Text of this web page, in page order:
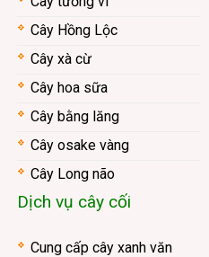
Cây Hồng Lộc
Cây xà cừ
Cây hoa sữa
Cây bằng lăng
Cây osake vàng
Cây Long não
Dịch vụ cây cối
Cung cấp cây xanh văn